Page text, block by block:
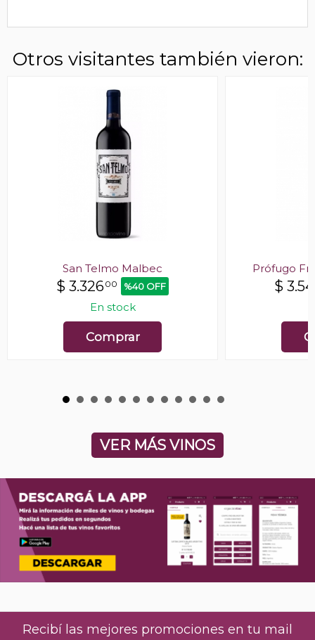
Otros visitantes también vieron:
San Telmo Malbec
$ 3.32600 %40 OFF
En stock
Comprar
Prófugo
$
VER MÁS VINOS
Recibí las mejores promociones en tu mail